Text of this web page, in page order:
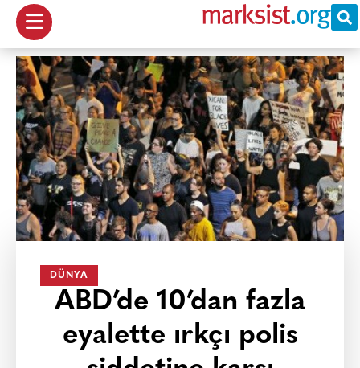
DÜNYA
ABD’de 10’dan fazla
eyalette ırkçı polis